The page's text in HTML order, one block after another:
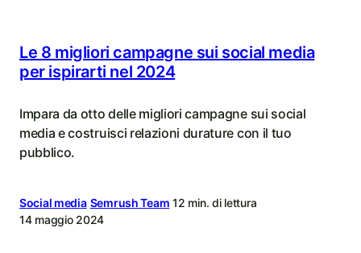
Le 8 migliori campagne sui social media
per ispirarti nel 2024
Impara da otto delle migliori campagne sui social
media e costruisci relazioni durature con il tuo
pubblico.
Social media Semrush Team 12 min. di lettura
14 maggio 2024